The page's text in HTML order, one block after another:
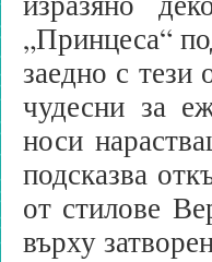
„Принцеса“
заедно с
чудесни за
носи
подсказва
от стилове
върху